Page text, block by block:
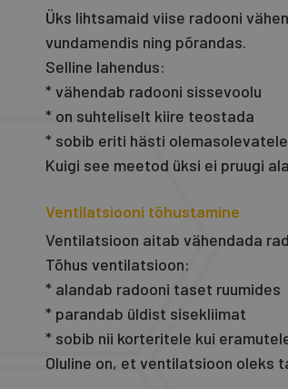
Üks lihtsamaid viise radooni
vundamendis ning põrandas.
Selline lahendus:
* vähendab radooni sissevoolu
* on suhteliselt kiire teostada
* sobib eriti hästi
Kuigi see meetod üksi ei pruugi
Ventilatsiooni tõhustamine
Ventilatsioon aitab vähendada
Tõhus ventilatsioon:
* alandab radooni taset ruumides
* parandab üldist sisekliimat
* sobib nii korteritele kui
Oluline on, et ventilatsioon oleks